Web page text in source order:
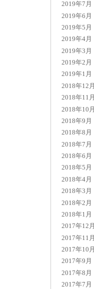
2019年7月
2019年6月
2019年5月
2019年4月
2019年3月
2019年2月
2019年1月
2018年12月
2018年11月
2018年10月
2018年9月
2018年8月
2018年7月
2018年6月
2018年5月
2018年4月
2018年3月
2018年2月
2018年1月
2017年12月
2017年11月
2017年10月
2017年9月
2017年8月
2017年7月